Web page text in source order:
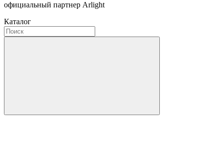
официальный партнер Arlight
Каталог